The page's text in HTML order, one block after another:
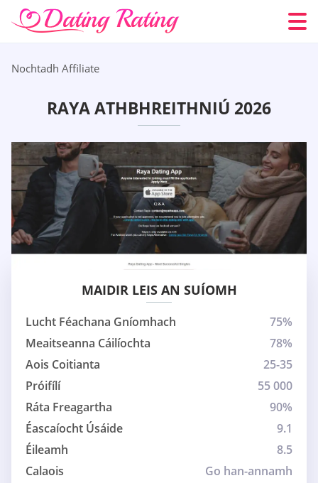
Nochtadh Affiliate
RAYA ATHBHREITHNIÚ 2026
MAIDIR LEIS AN SUÍOMH
Lucht Féachana Gníomhach
75%
Meaitseanna Cáilíochta
78%
Aois Coitianta
25-35
Próifílí
55 000
Ráta Freagartha
90%
Éascaíocht Úsáide
9.1
Éileamh
8.5
Calaois
Go han-annamh